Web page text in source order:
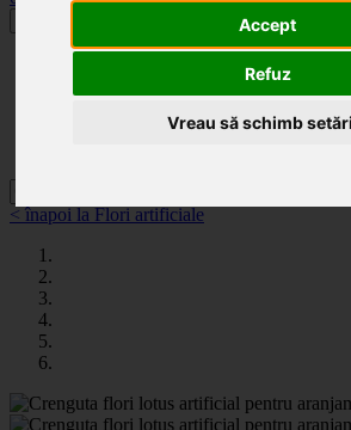
Accept
Refuz
Vreau să schimb
< înapoi la Flori artificiale